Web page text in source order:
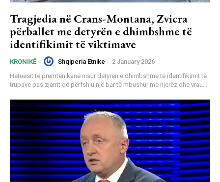
Tragjedia në Crans-Montana, Zvicra
përballet me detyrën e dhimbshme të
identifikimit të viktimave
KRONIKË Shqiperia Etnike - 2 January 2026
Hetuesit të premten kanë nisur detyrën e dhimbshme të identifikimit të
trupave pas zjarrit që përfshiu një bar të mbushur me njerëz dhe vrau...